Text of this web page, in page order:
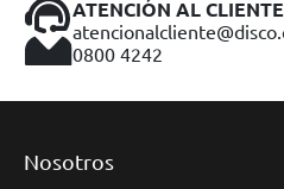
ATENCIÓN AL CLIENTE
0800 4242
Nosotros